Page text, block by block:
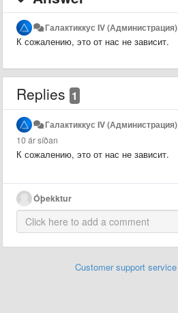
Галактиккус IV (Администрация)
К сожалению, это от нас не зависит.
Replies 1
Галактиккус IV (Администрация)
10 ár síðan
К сожалению, это от нас не зависит.
Óþekktur
Customer support service